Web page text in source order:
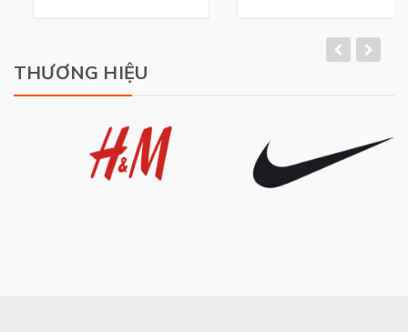
THƯƠNG HIỆU